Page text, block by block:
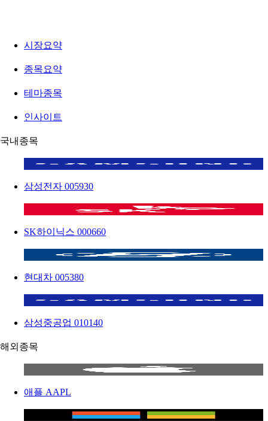
시장요약
종목요약
테마종목
인사이트
국내종목
삼성전자 005930
SK하이닉스 000660
현대차 005380
삼성중공업 010140
해외종목
애플 AAPL